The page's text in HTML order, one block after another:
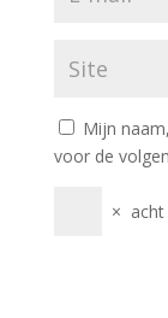
Mijn
voor de
× acht